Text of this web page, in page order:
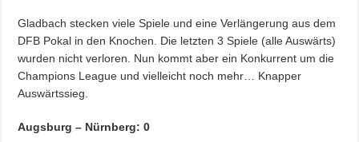
Gladbach stecken viele Spiele und eine Verlängerung aus dem
DFB Pokal in den Knochen. Die letzten 3 Spiele (alle Auswärts)
wurden nicht verloren. Nun kommt aber ein Konkurrent um die
Champions League und vielleicht noch mehr… Knapper
Auswärtssieg.
Augsburg – Nürnberg: 0